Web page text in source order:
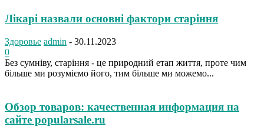
Лікарі назвали основні фактори старіння
Здоровье admin - 30.11.2023
0
Без сумніву, старіння - це природний етап життя, проте чим
більше ми розуміємо його, тим більше ми можемо...
Обзор товаров: качественная информация на
сайте popularsale.ru